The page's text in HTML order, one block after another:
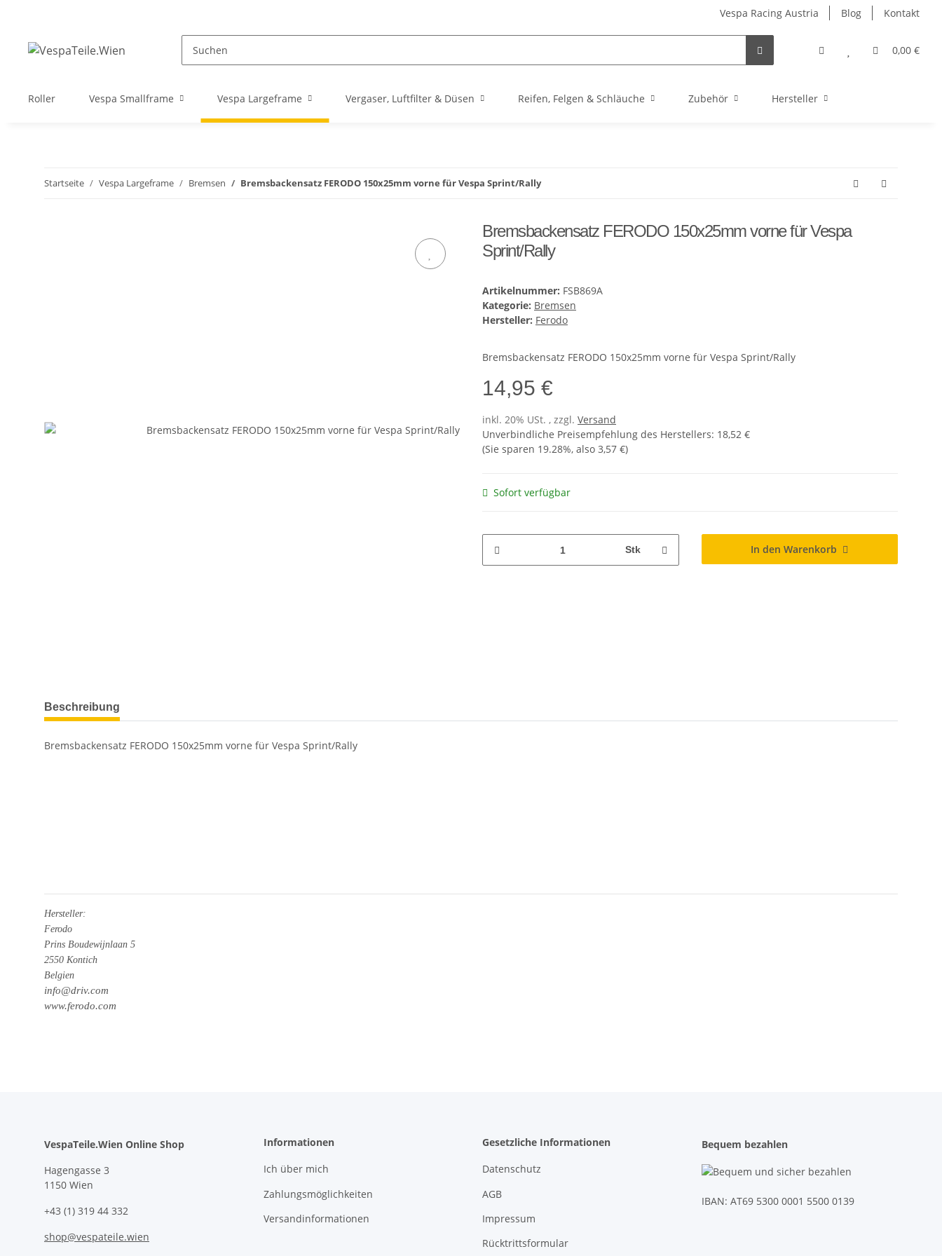
Vespa Racing Austria Blog Kontakt
0,00 €
Roller Vespa Smallframe Vespa Largeframe Vergaser, Luftfilter & Düsen Reifen, Felgen & Schläuche Zubehör Hersteller
Startseite Vespa Largeframe Bremsen Bremsbackensatz FERODO 150x25mm vorne für Vespa Sprint/Rally
Bremsbackensatz FERODO 150x25mm vorne für Vespa
Sprint/Rally
Artikelnummer: FSB869A
Kategorie: Bremsen
Hersteller: Ferodo
Bremsbackensatz FERODO 150x25mm vorne für Vespa Sprint/Rally
14,95 €
inkl. 20% USt. , zzgl. Versand
Unverbindliche Preisempfehlung des Herstellers: 18,52 €
(Sie sparen 19.28%, also 3,57 €)
Sofort verfügbar
Stk In den Warenkorb
Beschreibung
Bremsbackensatz FERODO 150x25mm vorne für Vespa Sprint/Rally
Hersteller:
Ferodo
Prins Boudewijnlaan 5
2550 Kontich
Belgien
info@driv.com
www.ferodo.com
VespaTeile.Wien Online Shop
Hagengasse 3
1150 Wien
+43 (1) 319 44 332
shop@vespateile.wien
Informationen
Ich über mich
Zahlungsmöglichkeiten
Versandinformationen
Gesetzliche Informationen
Datenschutz
AGB
Impressum
Rücktrittsformular
Bequem bezahlen
IBAN: AT69 5300 0001 5500 0139